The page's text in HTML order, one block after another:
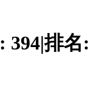
394|排名: